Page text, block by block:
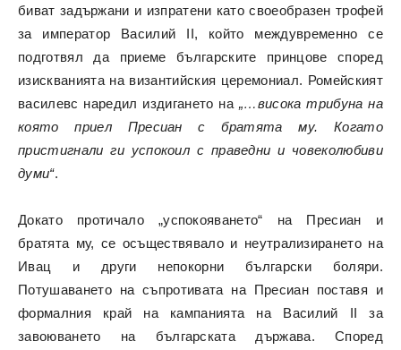
биват задържани и изпратени като своеобразен трофей
за император Василий II, който междувременно се
подготвял да приеме българските принцове според
изискванията на византийския церемониал. Ромейският
василевс наредил издигането на „…висока трибуна на
която приел Пресиан с братята му. Когато
пристигнали ги успокоил с праведни и човеколюбиви
думи“.
Докато протичало „успокояването“ на Пресиан и
братята му, се осъществявало и неутрализирането на
Ивац и други непокорни български боляри.
Потушаването на съпротивата на Пресиан поставя и
формалния край на кампанията на Василий II за
завоюването на българската държава. Според